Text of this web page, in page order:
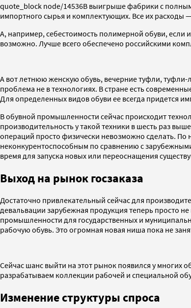
quote_block node/14536В выигрыше фабрики с полным
импортного сырья и комплектующих. Все их расходы
А, например, себестоимость полимерной обуви, если
возможно. Лучше всего обеспечено российскими
А вот летнюю женскую обувь, вечерние туфли,
проблема не в технологиях. В стране есть
Для определенных видов обуви ее всегда придется
В обувной промышленности сейчас происходит
производительность у такой техники в шесть раз
операций просто физически невозможно сделать. По
неконкурентоспособным по сравнению с
время для запуска новых или переоснащения
Выход на рынок госзаказа
Достаточно привлекательный сейчас для
девальвации зарубежная продукция теперь просто
промышленности для государственных и
рабочую обувь. Это огромная новая ниша пока не
Сейчас шанс выйти на этот рынок появился у многих
разрабатываем коллекции рабочей и специальной
Изменение структуры спроса